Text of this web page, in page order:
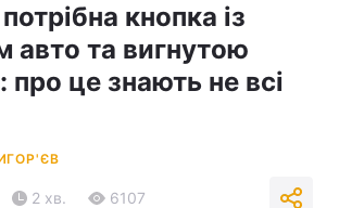
кнопка із
авто та вигнутою
про це знають не всі
2 хв. 6107